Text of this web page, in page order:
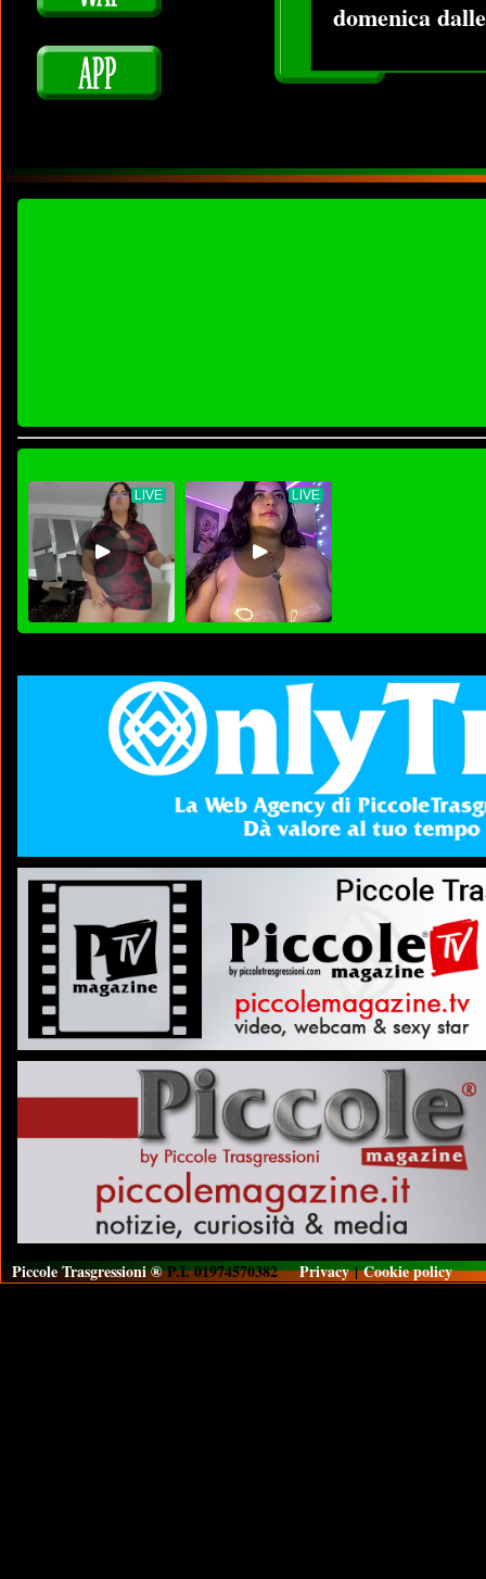
domenica
Piccole Trasgressioni ®P.I. 01974570382Privacy|Cookie policy